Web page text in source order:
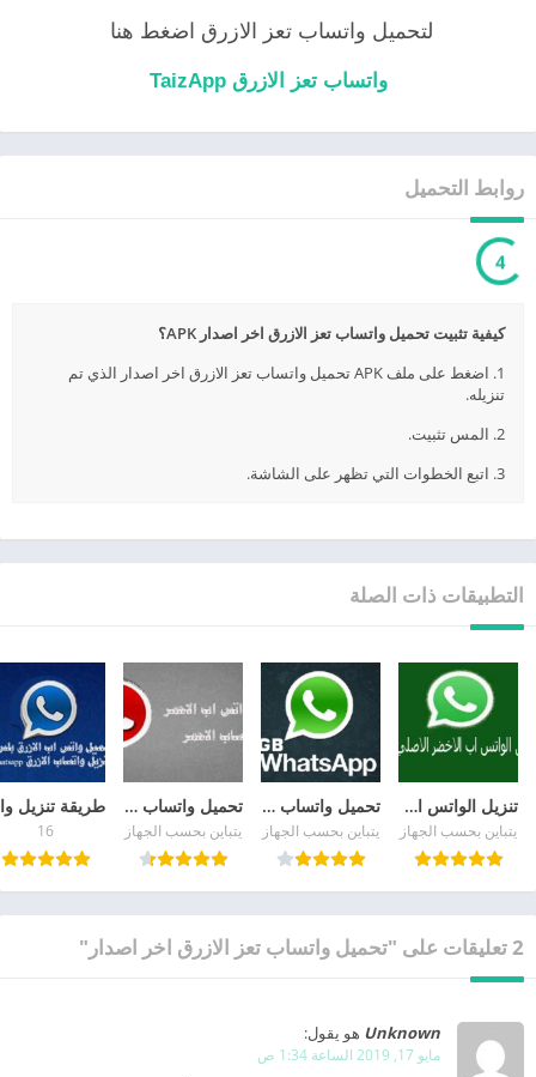
لتحميل واتساب تعز الازرق اضغط هنا
واتساب تعز الازرق TaizApp
روابط التحميل
3
كيفية تثبيت تحميل واتساب تعز الازرق اخر اصدار APK؟
1. اضغط على ملف APK تحميل واتساب تعز الازرق اخر اصدار الذي تم
تنزيله.
2. المس تثبيت.
3. اتبع الخطوات التي تظهر على الشاشة.
التطبيقات ذات الصلة
تنزيل الواتس اب الاخضر الاصلي whatsapp apk العادي مجانا
يتباين بحسب الجهاز
تحميل واتساب جي بي الاخضر ضد الحظر Gbwhatsapp
يتباين بحسب الجهاز
تحميل واتساب الاحمر آخر اصدار 2026 WhatsApp Red ضد الحظر
يتباين بحسب الجهاز 16
2 تعليقات على "تحميل واتساب تعز الازرق اخر اصدار"
Unknown هو يقول:
مايو 17, 2019 الساعة 1:34 ص